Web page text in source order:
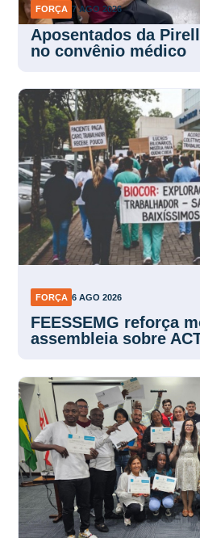
Aposentados da
no convênio médico
FEESSEMG reforça
assembleia sobre